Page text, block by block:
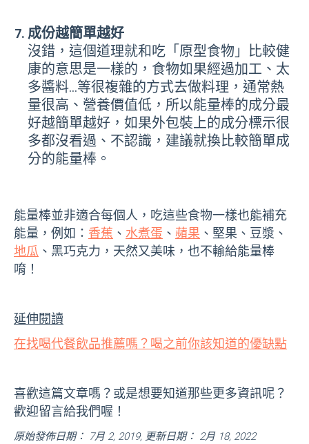
成份越簡單越好
沒錯，這個道理就和吃「原型食物」比較健
康的意思是一樣的，食物如果經過加工、太
多醬料…等很複雜的方式去做料理，通常熱
量很高、營養價值低，所以能量棒的成分最
好越簡單越好，如果外包裝上的成分標示很
多都沒看過、不認識，建議就換比較簡單成
分的能量棒。
能量棒並非適合每個人，吃這些食物一樣也能補充
能量，例如： 香蕉 、 水煮蛋 、 蘋果 、堅果、豆漿、
地瓜 、黑巧克力，天然又美味，也不輸給能量棒
唷！
延伸閱讀
在找喝代餐飲品推薦嗎？喝之前你該知道的優缺點
喜歡這篇文章嗎？或是想要知道那些更多資訊呢？
歡迎留言給我們喔！
原始發佈日期： 7月 2, 2019, 更新日期： 2月 18, 2022